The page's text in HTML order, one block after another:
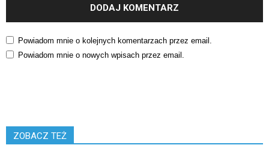
Powiadom mnie o kolejnych komentarzach przez email.
Powiadom mnie o nowych wpisach przez email.
ZOBACZ TEŻ